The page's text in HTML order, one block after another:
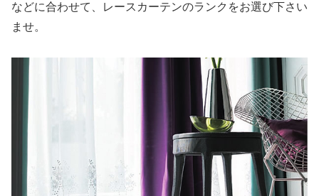
などに合わせて、レースカーテンのランクをお選び下さい
ませ。